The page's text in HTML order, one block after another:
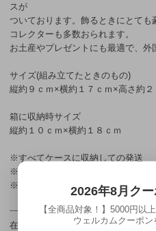
スが
ついております。飾るときにとても
コレクターも多数おられます。
お土産やプレゼントにも最適で、外
サイズ(組み立てたときのもの)
縦約９ｃｍ×横約１７ｃｍ×高さ約２
箱に収納時サイズ
縦約１０ｃｍ×横約１８ｃｍ
※すべてケースに収納しての発送
※簡単な組み立て式
※人気のため、在庫数が常に変わり
在庫状況 在庫1 売
2026年8月ク
【全商品対象！】5000円以
ウェルカムクーポン